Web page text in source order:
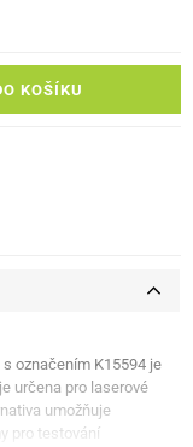
KOŠÍKU
označením K15594 je
určena pro laserové
umožňuje
pro testování